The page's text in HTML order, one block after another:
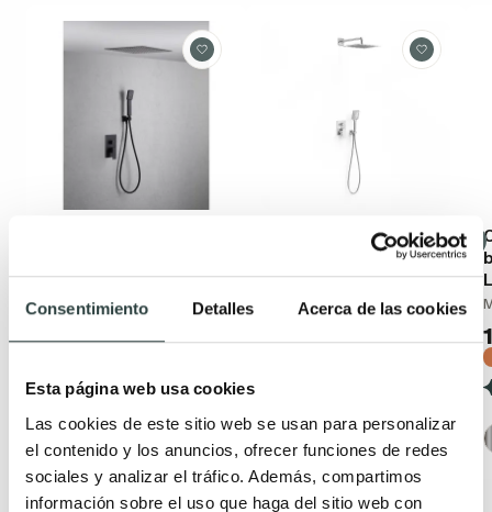
Consentimiento Detalles Acerca de las cookies
Esta página web usa cookies
Las cookies de este sitio web se usan para personalizar
el contenido y los anuncios, ofrecer funciones de redes
sociales y analizar el tráfico. Además, compartimos
información sobre el uso que haga del sitio web con
Volga
Monomando
303,88€
(1)
Conjunto de ducha
Monomando fijo a la pared
467,97€719,95€